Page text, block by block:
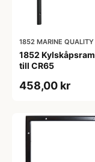
1852 MARINE QUALITY
1852
till CR65
458,00 kr